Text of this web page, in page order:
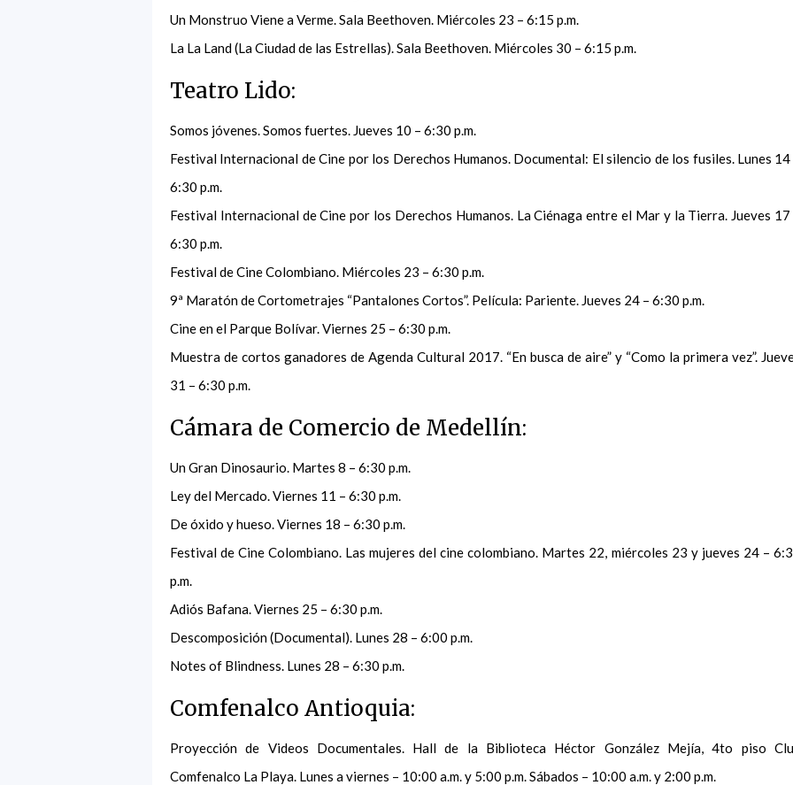
Un Monstruo Viene a Verme. Sala Beethoven. Miércoles 23 – 6:15 p.m.
La La Land (La Ciudad de las Estrellas). Sala Beethoven. Miércoles 30 – 6:15 p.m.
Teatro Lido:
Somos jóvenes. Somos fuertes. Jueves 10 – 6:30 p.m.
Festival Internacional de Cine por los Derechos Humanos. Documental: El silencio de los fusiles. Lunes 14
6:30 p.m.
Festival Internacional de Cine por los Derechos Humanos. La Ciénaga entre el Mar y la Tierra. Jueves 17
6:30 p.m.
Festival de Cine Colombiano. Miércoles 23 – 6:30 p.m.
9ª Maratón de Cortometrajes “Pantalones Cortos”. Película: Pariente. Jueves 24 – 6:30 p.m.
Cine en el Parque Bolívar. Viernes 25 – 6:30 p.m.
Muestra de cortos ganadores de Agenda Cultural 2017. “En busca de aire” y “Como la primera vez”.
31 – 6:30 p.m.
Cámara de Comercio de Medellín:
Un Gran Dinosaurio. Martes 8 – 6:30 p.m.
Ley del Mercado. Viernes 11 – 6:30 p.m.
De óxido y hueso. Viernes 18 – 6:30 p.m.
Festival de Cine Colombiano. Las mujeres del cine colombiano. Martes 22, miércoles 23 y jueves 24 –
p.m.
Adiós Bafana. Viernes 25 – 6:30 p.m.
Descomposición (Documental). Lunes 28 – 6:00 p.m.
Notes of Blindness. Lunes 28 – 6:30 p.m.
Comfenalco Antioquia:
Proyección de Videos Documentales. Hall de la Biblioteca Héctor González Mejía, 4to piso
Comfenalco La Playa. Lunes a viernes – 10:00 a.m. y 5:00 p.m. Sábados – 10:00 a.m. y 2:00 p.m.